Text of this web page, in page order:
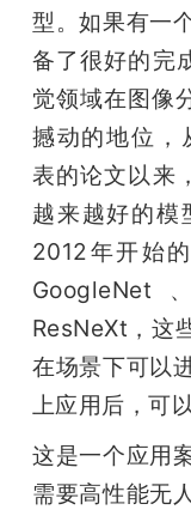
型。如果有一
备了很好的完
觉领域在图像
撼动的地位，
表的论文以来
越来越好的模
2012年开始
GoogleNet
ResNeXt，这
在场景下可以
上应用后，可
这是一个应用
需要高性能无